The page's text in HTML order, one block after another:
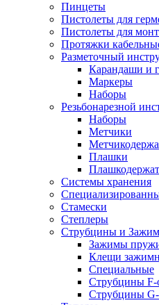
Пинцеты
Пистолеты для
Пистолеты для
Протяжки
Разметочный
Карандаши и
Маркеры
Наборы
Резьбонарезной
Наборы
Метчики
Плашки
Системы хранения
Стамески
Степлеры
Струбцины и
Зажимы
Клещи
Специальные
Струбцины F-
Струбцины